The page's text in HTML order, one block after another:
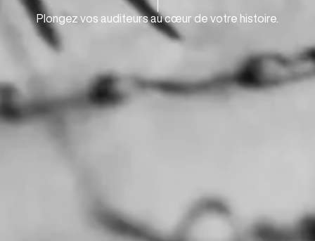
Plongez vos auditeurs au cœur de votre histoire.